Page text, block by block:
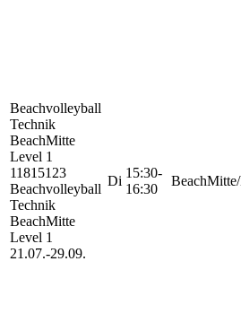
Beachvolleyball
Technik
BeachMitte
Level 1
11815123
Beachvolleyball
Technik
BeachMitte
Level 1
21.07.-29.09.
Di
15:30-
16:30